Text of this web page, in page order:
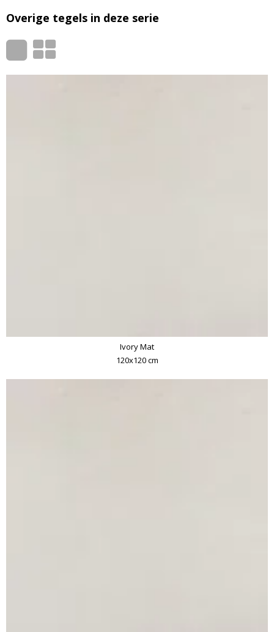
Overige tegels in deze serie
Ivory Mat
120x120 cm